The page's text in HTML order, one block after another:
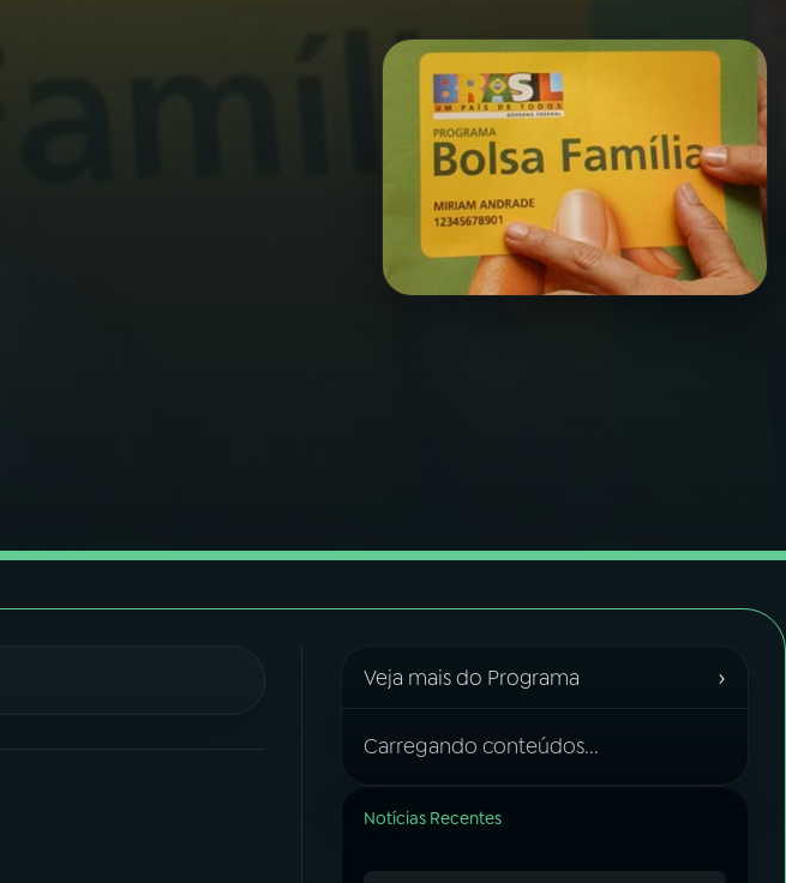
Veja mais do Programa ›
Carregando conteúdos...
Notícias Recentes